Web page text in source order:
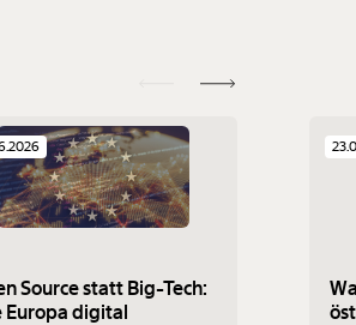
Source statt Big-Tech:
Europa digital